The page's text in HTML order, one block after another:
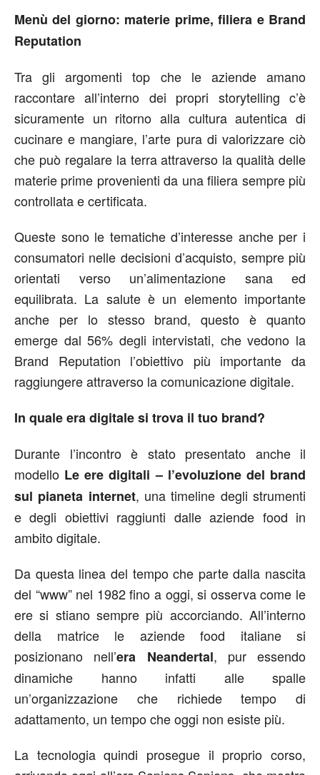
Menù del giorno: materie prime, filiera e Brand
Reputation
Tra gli argomenti top che le aziende amano
raccontare all’interno dei propri storytelling c’è
sicuramente un ritorno alla cultura autentica di
cucinare e mangiare, l’arte pura di valorizzare ciò
che può regalare la terra attraverso la qualità delle
materie prime provenienti da una filiera sempre più
controllata e certificata.
Queste sono le tematiche d’interesse anche per i
consumatori nelle decisioni d’acquisto, sempre più
orientati verso un’alimentazione sana ed
equilibrata. La salute è un elemento importante
anche per lo stesso brand, questo è quanto
emerge dal 56% degli intervistati, che vedono la
Brand Reputation l’obiettivo più importante da
raggiungere attraverso la comunicazione digitale.
In quale era digitale si trova il tuo brand?
Durante l’incontro è stato presentato anche il
modello Le ere digitali – l’evoluzione del brand
sul pianeta internet, una timeline degli strumenti
e degli obiettivi raggiunti dalle aziende food in
ambito digitale.
Da questa linea del tempo che parte dalla nascita
del “www” nel 1982 fino a oggi, si osserva come le
ere si stiano sempre più accorciando. All’interno
della matrice le aziende food italiane si
posizionano nell’era Neandertal, pur essendo
dinamiche hanno infatti alle spalle
un’organizzazione che richiede tempo di
adattamento, un tempo che oggi non esiste più.
La tecnologia quindi prosegue il proprio corso,